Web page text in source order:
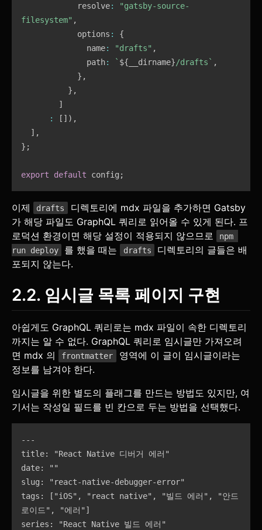
            resolve
:
"gatsby-source-
filesystem" ,
            options
:
{
              name
: "drafts" ,
              path
: ` ${ __dirname}/drafts ` ,
} ,
} ,
]
:
[ ] ) ,
] ,
} ;
export default config ;
이제 drafts
디렉토리에 mdx 파일을 추가하면 Gatsby
가 해당 파일도 GraphQL 쿼리로 읽어올 수 있게 된다. 프
로덕션 환경이면 해당 설정이 적용되지 않으므로
npm
run deploy
를 했을 때는 drafts
디렉토리의 글들은 배
포되지 않는다.
2.2. 임시글 목록 페이지 구현
아쉽게도 GraphQL 쿼리로는 mdx 파일이 속한 디렉토리
까지는 알 수 없다. GraphQL 쿼리로 임시글만 가져오려
면 mdx 의
frontmatter
영역에 이 글이 임시글이라는
정보를 남겨야 한다.
임시글을 위한 별도의 플래그를 만드는 방법도 있지만, 여
기서는 작성일 필드를 빈 칸으로 두는 방법을 선택했다.
---
title: "React Native 디버거 에러"
date: ""
slug: "react-native-debugger-error"
tags: ["iOS", "react native", "빌드 에러", "안드
로이드", "에러"]
series: "React Native 빌드 에러"